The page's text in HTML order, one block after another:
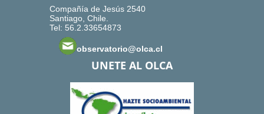
Compañía de Jesús 2540
Santiago, Chile.
Tel: 56.2.33654873
observatorio@olca.cl
UNETE AL OLCA